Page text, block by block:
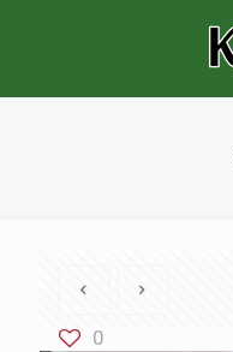
0